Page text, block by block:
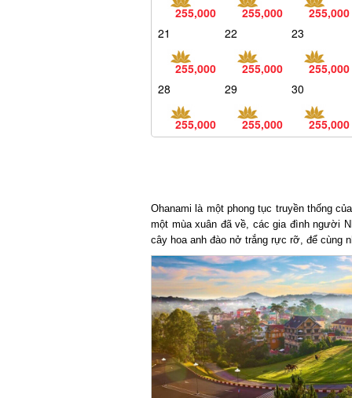
255,000 255,000
255,000
21
255,000
22
255,000
23
255,000
28
255,000
29
255,000
30
255,000
Ohanami là một phong tục truyền thống
một mùa xuân đã về, các gia đình người
cây hoa anh đào nở trắng rực rỡ, để cùng